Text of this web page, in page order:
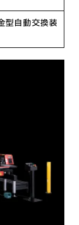
型自動交換装